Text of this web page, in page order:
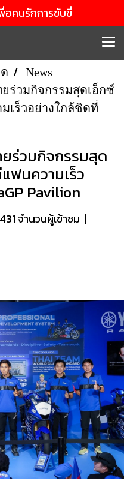
อคนรักการขับขี่
News
ร่วมกิจกรรมสุดเอ็กซ์
เร็วอย่างใกล้ชิดที่
ยร่วมกิจกรรมสุด
ฟนความเร็ว
Pavilion
431 จำนวนผู้เข้าชม |